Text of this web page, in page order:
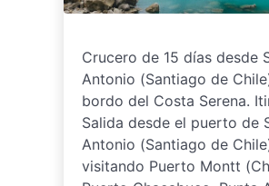
Crucero de 15 días desde
Antonio (Santiago de
bordo del Costa Serena.
Salida desde el puerto de
Antonio (Santiago de
visitando Puerto Montt